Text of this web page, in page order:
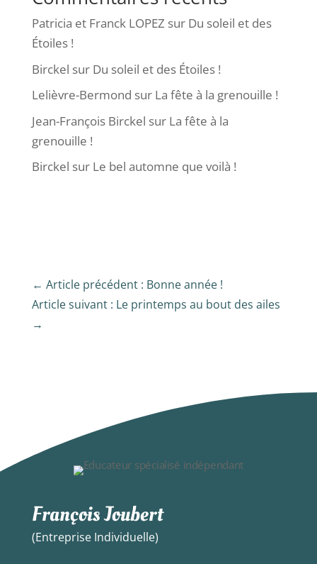
Patricia et Franck LOPEZ sur Du soleil et des
Étoiles !
Birckel sur Du soleil et des Étoiles !
Lelièvre-Bermond sur La fête à la grenouille !
Jean-François Birckel sur La fête à la
grenouille !
Birckel sur Le bel automne que voilà !
← Article précédent : Bonne année !
Article suivant : Le printemps au bout des ailes
→
François Joubert
(Entreprise Individuelle)